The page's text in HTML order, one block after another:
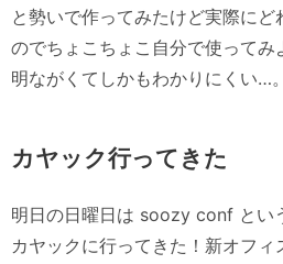
と勢いで作ってみたけど実際に
のでちょこちょこ自分で使ってみ
明ながくてしかもわかりにくい…。
カヤック行ってきた
明日の日曜日は soozy conf とい
カヤックに行ってきた！新オフィ